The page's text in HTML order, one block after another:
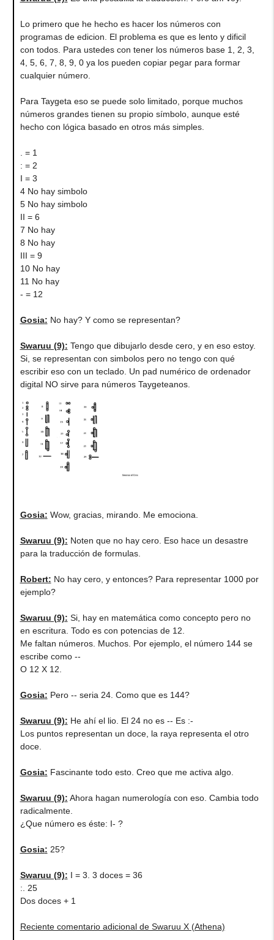
Lo primero que he hecho es hacer los números con
programas de edicion. El problema es que es lento y dificil
con todos. Para ustedes con tener los números base 1, 2, 3,
4, 5, 6, 7, 8, 9, 0 ya los pueden copiar pegar para formar
cualquier número.
Para Taygeta eso se puede solo limitado, porque muchos
números grandes tienen su propio símbolo, aunque esté
hecho con lógica basado en otros más simples.
. = 1
: = 2
I = 3
4 No hay simbolo
5 No hay simbolo
II = 6
7 No hay
8 No hay
III = 9
10 No hay
11 No hay
- = 12
Gosia: No hay? Y como se representan?
Swaruu (9): Tengo que dibujarlo desde cero, y en eso estoy.
Si, se representan con simbolos pero no tengo con qué
escribir eso con un teclado. Un pad numérico de ordenador
digital NO sirve para números Taygeteanos.
Gosia: Wow, gracias, mirando. Me emociona.
Swaruu (9): Noten que no hay cero. Eso hace un desastre
para la traducción de formulas.
Robert: No hay cero, y entonces? Para representar 1000 por
ejemplo?
Swaruu (9): Si, hay en matemática como concepto pero no
en escritura. Todo es con potencias de 12.
Me faltan números. Muchos. Por ejemplo, el número 144 se
escribe como --
O 12 X 12.
Gosia: Pero -- seria 24. Como que es 144?
Swaruu (9): He ahí el lio. El 24 no es -- Es :-
Los puntos representan un doce, la raya representa el otro
doce.
Gosia: Fascinante todo esto. Creo que me activa algo.
Swaruu (9): Ahora hagan numerología con eso. Cambia todo
radicalmente.
¿Que número es éste: I- ?
Gosia: 25?
Swaruu (9): I = 3. 3 doces = 36
:. 25
Dos doces + 1
Reciente comentario adicional de Swaruu X (Athena)